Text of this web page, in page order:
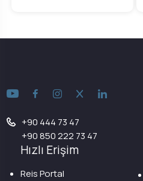
+90 444 73 47
+90 850 222 73 47
Hızlı Erişim
Reis Portal